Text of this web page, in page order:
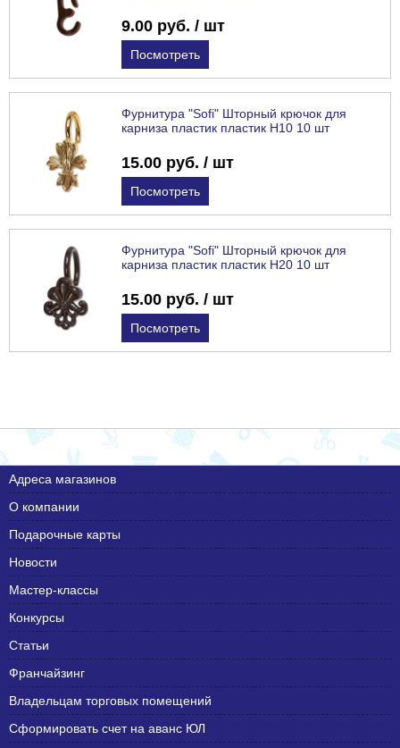
9.00 руб. / шт
Посмотреть
Фурнитура "Sofi" Шторный крючок для
карниза пластик пластик H10 10 шт
15.00 руб. / шт
Посмотреть
Фурнитура "Sofi" Шторный крючок для
карниза пластик пластик H20 10 шт
15.00 руб. / шт
Посмотреть
Адреса магазинов
О компании
Подарочные карты
Новости
Мастер-классы
Конкурсы
Статьи
Франчайзинг
Владельцам торговых помещений
Сформировать счет на аванс ЮЛ